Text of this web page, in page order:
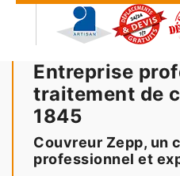
Entreprise
traitement de
1845
Couvreur Zepp, un
professionnel et